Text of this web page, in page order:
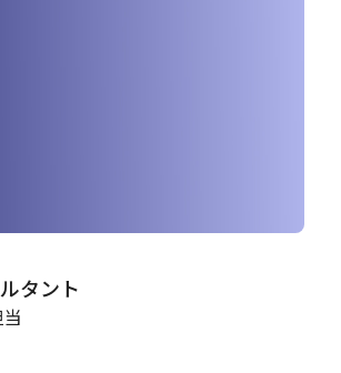
タント